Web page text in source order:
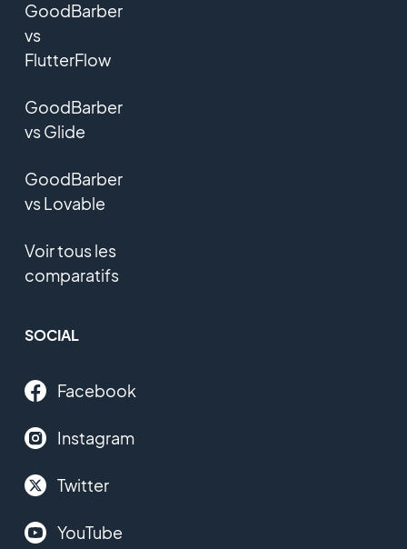
GoodBarber
vs
FlutterFlow
GoodBarber
vs Glide
GoodBarber
vs Lovable
Voir tous les
comparatifs
SOCIAL
Facebook
Instagram
Twitter
YouTube